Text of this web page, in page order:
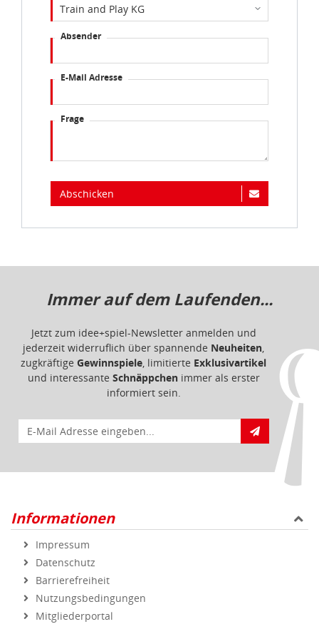
Absender
E-Mail Adresse
Frage
Abschicken
Immer auf dem Laufenden...
Jetzt zum idee+spiel-Newsletter anmelden und
jederzeit widerruflich über spannende Neuheiten,
zugkräftige Gewinnspiele, limitierte Exklusivartikel
und interessante Schnäppchenimmer als erster
informiert sein.
E-Mail für Newsletteranmeldung
Informationen
Impressum
Datenschutz
Barrierefreiheit
Nutzungsbedingungen
Mitgliederportal